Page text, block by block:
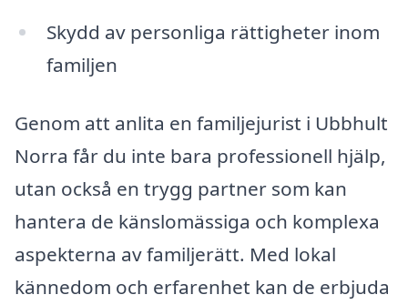
Skydd av personliga rättigheter inom
familjen
Genom att anlita en familjejurist i Ubbhult
Norra får du inte bara professionell hjälp,
utan också en trygg partner som kan
hantera de känslomässiga och komplexa
aspekterna av familjerätt. Med lokal
kännedom och erfarenhet kan de erbjuda